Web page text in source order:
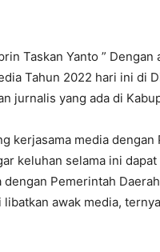
Taskan Yanto ”
Tahun 2022 hari ini di
jurnalis yang ada di
kerjasama media
keluhan selama ini
Pemerintah
awak media,